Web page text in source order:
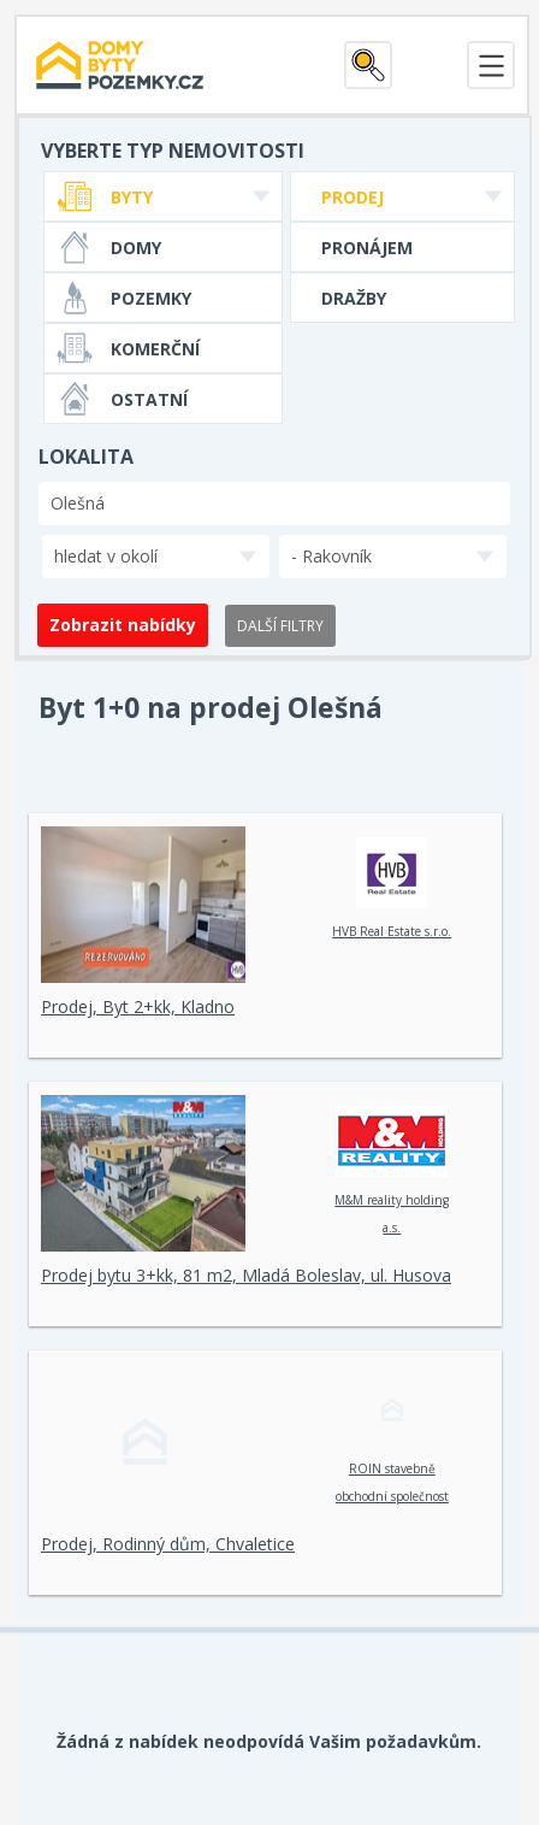
VYBERTE TYP NEMOVITOSTI
PRODEJ
PRONÁJEM
DRAŽBY
BYTY
DOMY
POZEMKY
KOMERČNÍ
OSTATNÍ
LOKALITA
hledat v okolí - Rakovník
DALŠÍ FILTRY
Byt 1+0 na prodej Olešná
HVB Real Estate s.r.o.
Prodej, Byt 2+kk, Kladno
M&M reality holding
a.s.
Prodej bytu 3+kk, 81 m2, Mladá Boleslav, ul. Husova
ROIN stavebně
obchodní společnost
Prodej, Rodinný dům, Chvaletice
Žádná z nabídek neodpovídá Vašim požadavkům.